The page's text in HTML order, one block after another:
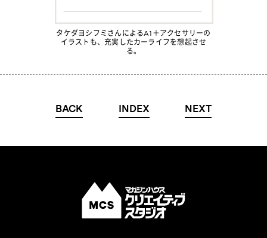
タケダヨシフミさんによるA1＋アクセサリーの
イラストも、充実したカーライフを想起させ
る。
BACK INDEX NEXT